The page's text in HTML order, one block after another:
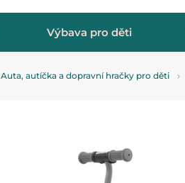
Výbava pro děti
Auta, autíčka a dopravní hračky pro děti